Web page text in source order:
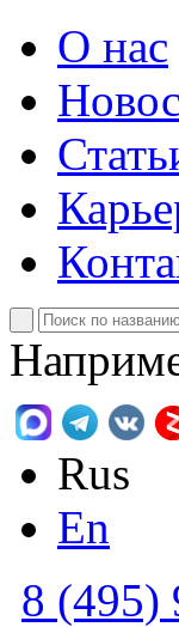
О нас
Rus
En
8 (495)